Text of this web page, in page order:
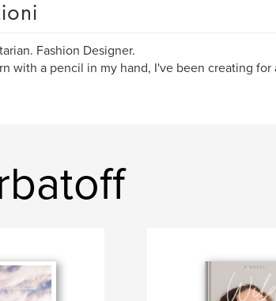
Fashion Designer.
with a pencil in my hand, I've been creating for